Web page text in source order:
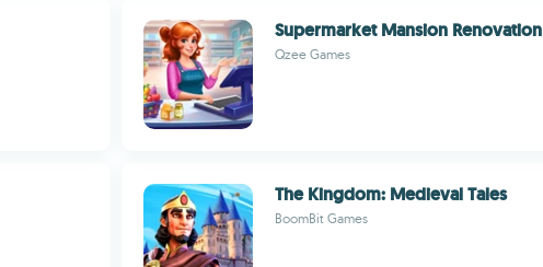
Supermarket Mansion Renovation
Qzee Games
The Kingdom: Medieval Tales
BoomBit Games